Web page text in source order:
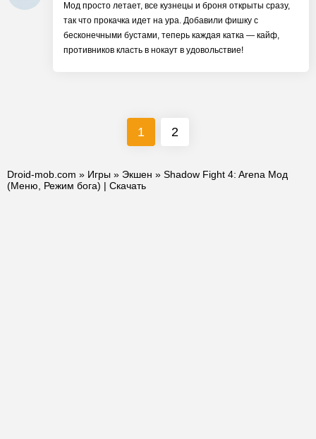
Мод просто летает, все кузнецы и броня открыты сразу,
так что прокачка идет на ура. Добавили фишку с
бесконечными бустами, теперь каждая катка — кайф,
противников класть в нокаут в удовольствие!
1 2
Droid-mob.com » Игры » Экшен » Shadow Fight 4: Arena Мод
(Меню, Режим бога) | Скачать